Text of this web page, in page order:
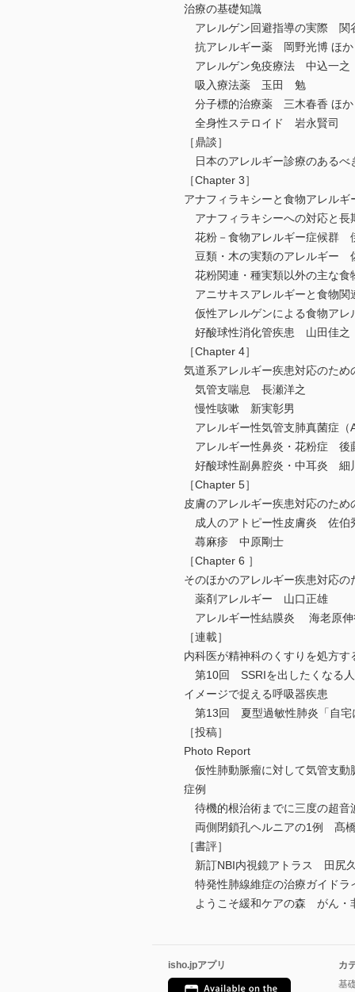
治療の基礎知識
アレルゲン回避指導の実際 関
抗アレルギー薬 岡野光博 ほか
アレルゲン免疫療法 中込一
吸入療法薬 玉田 勉
分子標的治療薬 三木春香 ほか
全身性ステロイド 岩永賢司
［鼎談］
日本のアレルギー診療のある
［Chapter 3］
アナフィラキシーと食物アレルギ
アナフィラキシーへの対応と
花粉－食物アレルギー症候群
豆類・木の実類のアレルギー
花粉関連・種実類以外の主な
アニサキスアレルギーと食物
仮性アレルゲンによる食物ア
好酸球性消化管疾患 山田佳之
［Chapter 4］
気道系アレルギー疾患対応のため
気管支喘息 長瀬洋之
慢性咳嗽 新実彰男
アレルギー性気管支肺真菌症
アレルギー性鼻炎・花粉症
好酸球性副鼻腔炎・中耳炎
［Chapter 5］
皮膚のアレルギー疾患対応のため
成人のアトピー性皮膚炎 佐伯
蕁麻疹 中原剛士
［Chapter 6 ］
そのほかのアレルギー疾患対応の
薬剤アレルギー 山口正雄
アレルギー性結膜炎 海老原伸
［連載］
内科医が精神科のくすりを処方す
第10回 SSRIを出したくなる
イメージで捉える呼吸器疾患
第13回 夏型過敏性肺炎「自
［投稿］
Photo Report
仮性肺動脈瘤に対して気管支
症例
待機的根治術までに三度の超音
両側閉鎖孔ヘルニアの1例 髙
［書評］
新訂NBI内視鏡アトラス 田尻
特発性肺線維症の治療ガイド
ようこそ緩和ケアの森 がん・
isho.jpアプリ
カ
基